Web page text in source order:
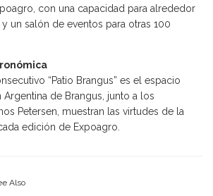
con una capacidad para alrededor
un salón de eventos para otras 100
“Patio Brangus” es el espacio
de Brangus, junto a los
Petersen, muestran las virtudes de la
edición de Expoagro.
Also